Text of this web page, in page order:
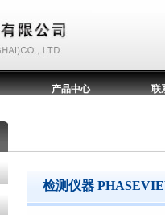
产品中心 联
检测仪器